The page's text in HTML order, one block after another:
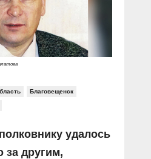
Благовещенск
удалось
за другим,